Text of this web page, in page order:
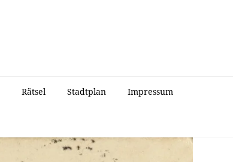
Rätsel Stadtplan Impressum